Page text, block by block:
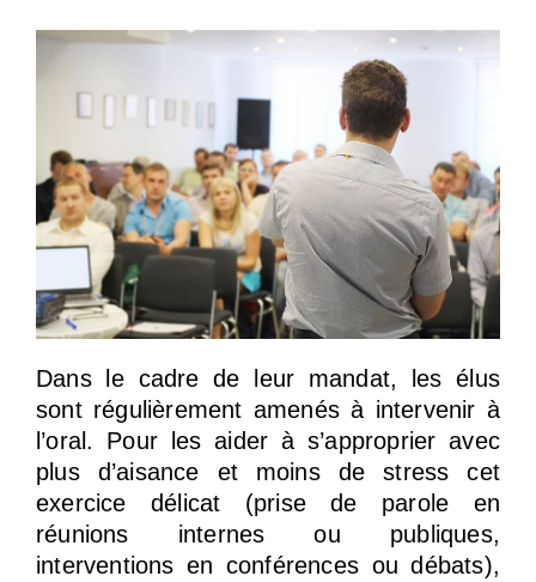
Dans le cadre de leur mandat, les élus
sont régulièrement amenés à intervenir à
l’oral. Pour les aider à s’approprier avec
plus d’aisance et moins de stress cet
exercice délicat (prise de parole en
réunions internes ou publiques,
interventions en conférences ou débats),